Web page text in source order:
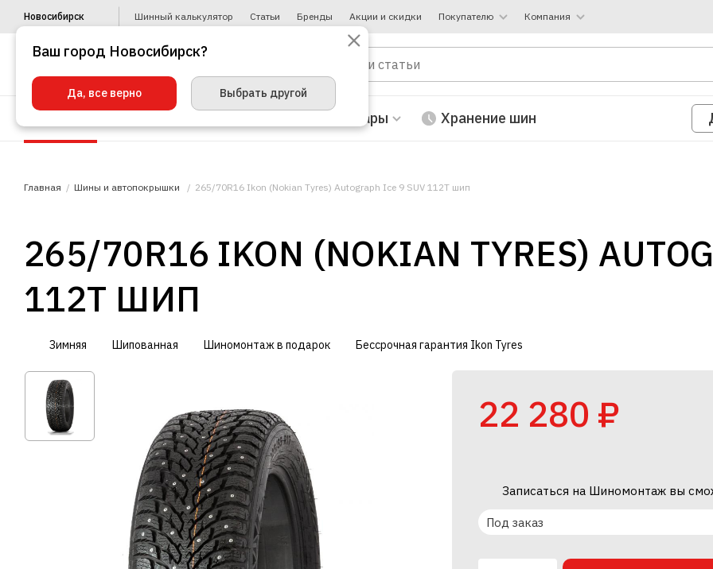
Новосибирск Шинный калькулятор Статьи Бренды Акции и скидки Покупателю Компания
Автотовары Хранение шин
Главная Шины и автопокрышки 265/70R16 Ikon (Nokian Tyres) Autograph Ice 9 SUV 112T шип
265/70R16 IKON (NOKIAN TYRES)
112T ШИП
Зимняя Шипованная Шиномонтаж в подарок Бессрочная гарантия Ikon Tyres
22 280 ₽
Записаться на Шиномонтаж вы
Под заказ
Ваш город Новосибирск?
Да, все верно Выбрать другой